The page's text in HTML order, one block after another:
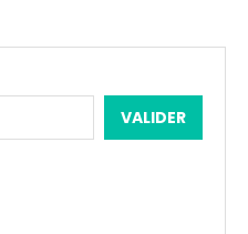
VALIDER